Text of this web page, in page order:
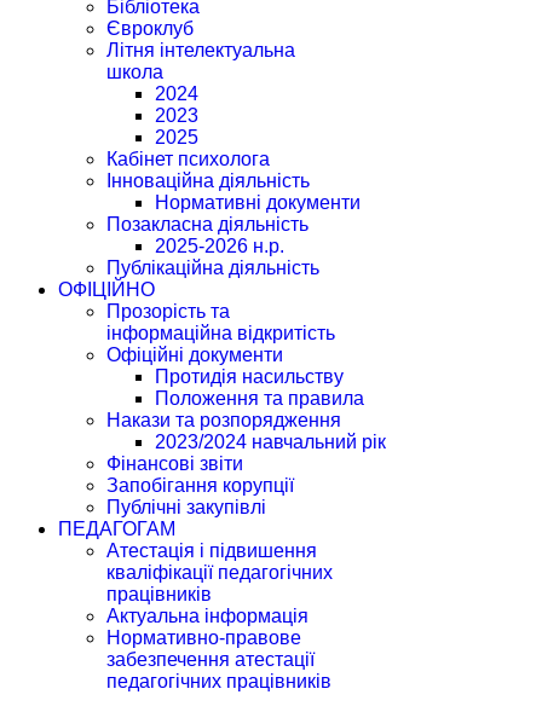
Бібліотека
Євроклуб
Літня інтелектуальна
школа
2024
2023
2025
Кабінет психолога
Інноваційна діяльність
Нормативні документи
Позакласна діяльність
2025-2026 н.р.
Публікаційна діяльність
ОФІЦІЙНО
Прозорість та
інформаційна відкритість
Офіційні документи
Протидія насильству
Положення та правила
Накази та розпорядження
2023/2024 навчальний рік
Фінансові звіти
Запобігання корупції
Публічні закупівлі
ПЕДАГОГАМ
Атестація і підвишення
кваліфікації педагогічних
працівників
Актуальна інформація
Нормативно-правове
забезпечення атестації
педагогічних працівників